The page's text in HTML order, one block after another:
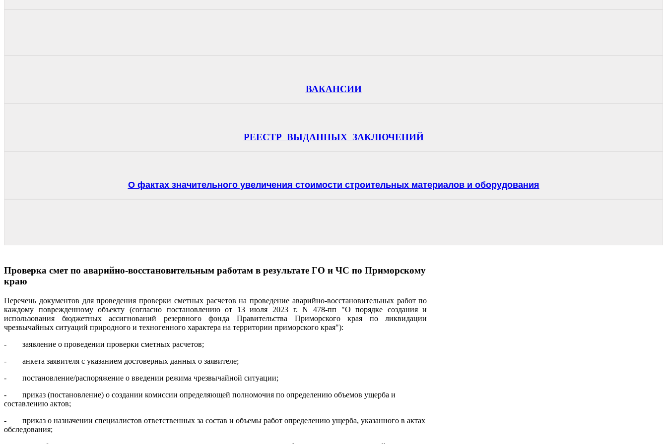
ВАКАНСИИ
РЕЕСТР ВЫДАННЫХ ЗАКЛЮЧЕНИЙ
О фактах значительного увеличения стоимости строительных материалов и оборудования
Проверка смет по аварийно-восстановительным работам в результате ГО и ЧС по Приморскому
краю
Перечень документов для проведения проверки сметных расчетов на проведение аварийно-восстановительных работ по
каждому поврежденному объекту (согласно постановлению от 13 июля 2023 г. N 478-пп "О порядке создания и
использования бюджетных ассигнований резервного фонда Правительства Приморского края по ликвидации
чрезвычайных ситуаций природного и техногенного характера на территории приморского края"):
- заявление о проведении проверки сметных расчетов;
- анкета заявителя с указанием достоверных данных о заявителе;
- постановление/распоряжение о введении режима чрезвычайной ситуации;
- приказ (постановление) о создании комиссии определяющей полномочия по определению объемов ущерба и
составлению актов;
- приказ о назначении специалистов ответственных за состав и объемы работ определению ущерба, указанного в актах
обследования;